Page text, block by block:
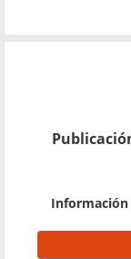
Información